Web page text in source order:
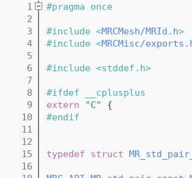
    1
#pragma once
    2
    3
#include <MRCMesh/MRId.h>
    4
#include <MRCMisc/
    5
    6
#include <stddef.h>
    7
    8
#ifdef __cplusplus
    9
extern "C"
{
   10
#endif
   11
   12
   15
typedef struct
   16